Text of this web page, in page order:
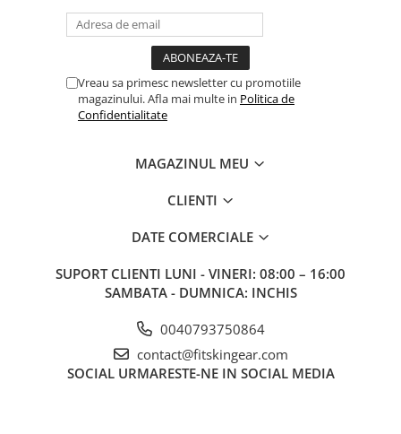
Vreau sa primesc newsletter cu promotiile
magazinului. Afla mai multe in Politica de
Confidentialitate
MAGAZINUL MEU
CLIENTI
DATE COMERCIALE
SUPORT CLIENTI LUNI - VINERI: 08:00 – 16:00
SAMBATA - DUMNICA: INCHIS
0040793750864
contact@fitskingear.com
SOCIAL URMARESTE-NE IN SOCIAL MEDIA